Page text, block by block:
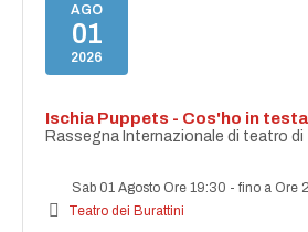
AGO
01
2026
Ischia Puppets - Cos'ho in testa
Rassegna Internazionale di teatro di
Sab 01 Agosto Ore 19:30 -fino a Ore
Teatro dei Burattini